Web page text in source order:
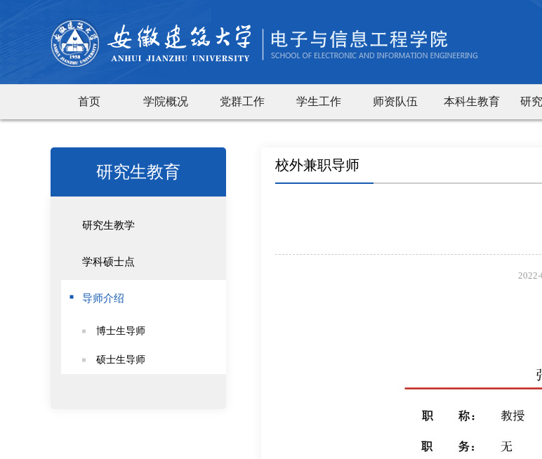
首页 学院概况 党群工作 学生工作 师资队伍 本科生教育 研
研究生教育
研究生教学
学科硕士点
导师介绍
博士生导师
硕士生导师
校外兼职导师